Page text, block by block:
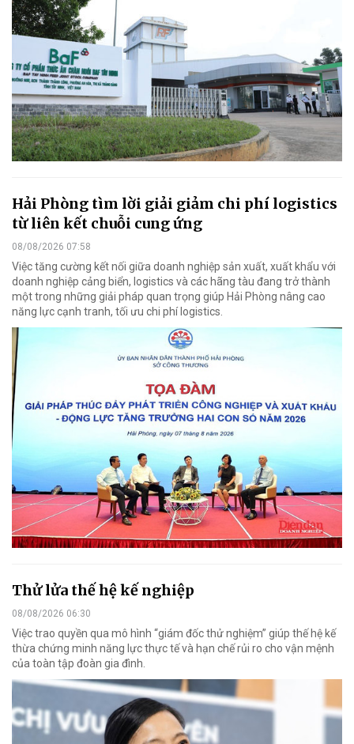
Hải Phòng tìm lời giải giảm chi phí logistics
từ liên kết chuỗi cung ứng
08/08/2026 07:58
Việc tăng cường kết nối giữa doanh nghiệp sản xuất, xuất khẩu với
doanh nghiệp cảng biển, logistics và các hãng tàu đang trở thành
một trong những giải pháp quan trọng giúp Hải Phòng nâng cao
năng lực cạnh tranh, tối ưu chi phí logistics.
Thử lửa thế hệ kế nghiệp
08/08/2026 06:30
Việc trao quyền qua mô hình “giám đốc thử nghiệm” giúp thế hệ kế
thừa chứng minh năng lực thực tế và hạn chế rủi ro cho vận mệnh
của toàn tập đoàn gia đình.